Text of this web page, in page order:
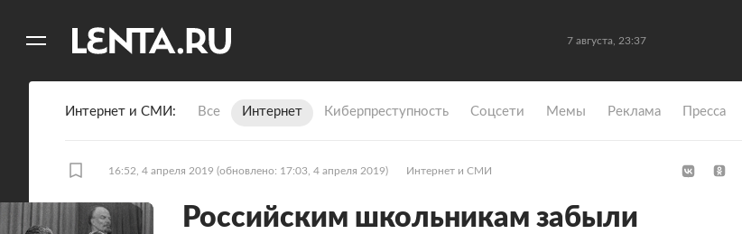
7 августа, 23:37
Интернет и СМИ Все Интернет Киберпреступность Coцсети Мемы Реклама Пресса
16:52, 4 апреля 2019 (обновлено: 17:03, 4 апреля 2019) Интернет и СМИ
Российским школьникам забыли